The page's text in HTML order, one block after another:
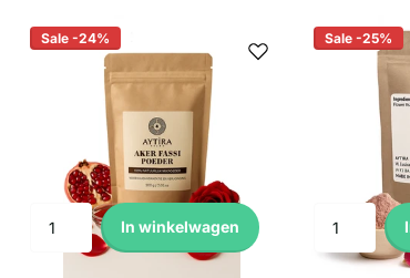
Sale -24%
In winkelwagen
Sale -25%